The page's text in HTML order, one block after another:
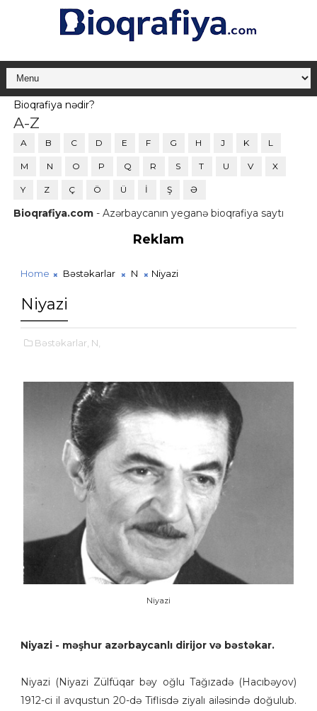
Bioqrafiya nədir?
A-Z
A B C D E F G H J K L
M N O P Q R S T U V X
Y Z Ç Ö Ü İ Ş Ə
Bioqrafiya.com- Azərbaycanın yeganə bioqrafiya saytı
Reklam
Home Bəstəkarlar N Niyazi
Niyazi
Bəstəkarlar, N,
Niyazi
Niyazi - məşhur azərbaycanlı dirijor və bəstəkar.
Niyazi (Niyazi Zülfüqar bəy oğlu Tağızadə (Hacıbəyov)
1912-ci il avqustun 20-də Tiflisdə ziyalı ailəsində doğulub.